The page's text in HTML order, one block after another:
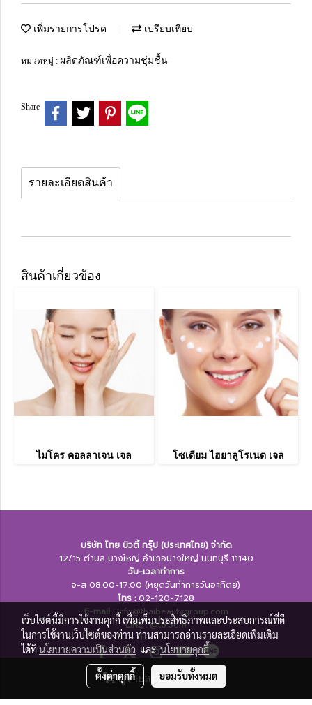
ดูรายละเอียดสินค้า
เพิ่มรายการโปรด เปรียบเทียบ
หมวดหมู่ : ผลิตภัณฑ์เพื่อความชุ่มชื้น
Share
รายละเอียดสินค้า
สินค้าเกี่ยวข้อง
ไมโคร คอลลาเจน เจล โซเดียม ไฮยาลูโรเนต เจล
บริษัท ไทย บิวตี้ กรุ๊ป (ประเทศไทย) จำกัด
12/15 ตำบล บางใหญ่ อำเภอบางใหญ่ นนทบุรี 11140
วัน-เวลาทำการ
จ-ส 08:00-17:00 (หยุดวันทำการวันอาทิตย์)
โทร :02-120-7128
E-mail :Info@thaibeautygroup.com
LINE :​@tb.oem
เว็บไซต์นี้มีการใช้งานคุกกี้ เพื่อเพิ่มประสิทธิภาพและประสบการณ์ที่ดี
ในการใช้งานเว็บไซต์ของท่าน ท่านสามารถอ่านรายละเอียดเพิ่มเติม
ได้ที่นโยบายความเป็นส่วนตัว และนโยบายคุกกี้
ตั้งค่าคุกกี้ ยอมรับทั้งหมด